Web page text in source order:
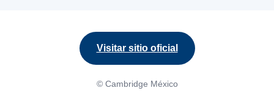
Visitar sitio oficial
© Cambridge México